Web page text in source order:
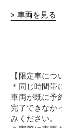
> 車両を見る
【限定車につ
＊同じ時間帯
車両が既に予
完了できなか
みください。